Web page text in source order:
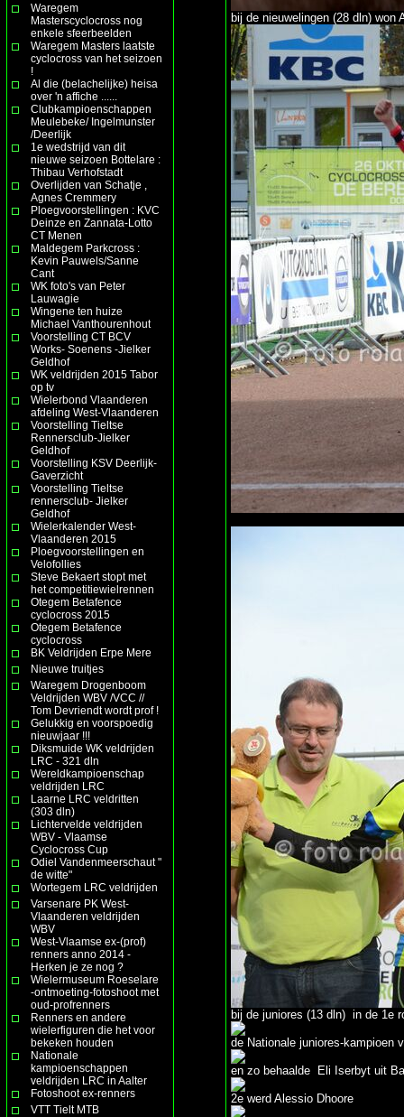
Waregem
Masterscyclocross nog
enkele sfeerbeelden
Waregem Masters laatste
cyclocross van het seizoen
!
Al die (belachelijke) heisa
over 'n affiche ......
Clubkampioenschappen
Meulebeke/ Ingelmunster
/Deerlijk
1e wedstrijd van dit
nieuwe seizoen Bottelare :
Thibau Verhofstadt
Overlijden van Schatje ,
Agnes Cremmery
Ploegvoorstellingen : KVC
Deinze en Zannata-Lotto
CT Menen
Maldegem Parkcross :
Kevin Pauwels/Sanne
Cant
WK foto's van Peter
Lauwagie
Wingene ten huize
Michael Vanthourenhout
Voorstelling CT BCV
Works- Soenens -Jielker
Geldhof
WK veldrijden 2015 Tabor
op tv
Wielerbond Vlaanderen
afdeling West-Vlaanderen
Voorstelling Tieltse
Rennersclub-Jielker
Geldhof
Voorstelling KSV Deerlijk-
Gaverzicht
Voorstelling Tieltse
rennersclub- Jielker
Geldhof
Wielerkalender West-
Vlaanderen 2015
Ploegvoorstellingen en
Velofollies
Steve Bekaert stopt met
het competitiewielrennen
Otegem Betafence
cyclocross 2015
Otegem Betafence
cyclocross
BK Veldrijden Erpe Mere
Nieuwe truitjes
Waregem Drogenboom
Veldrijden WBV /VCC //
Tom Devriendt wordt prof !
Gelukkig en voorspoedig
nieuwjaar !!!
Diksmuide WK veldrijden
LRC - 321 dln
Wereldkampioenschap
veldrijden LRC
Laarne LRC veldritten
(303 dln)
Lichtervelde veldrijden
WBV - Vlaamse
Cyclocross Cup
Odiel Vandenmeerschaut "
de witte"
Wortegem LRC veldrijden
Varsenare PK West-
Vlaanderen veldrijden
WBV
West-Vlaamse ex-(prof)
renners anno 2014 -
Herken je ze nog ?
Wielermuseum Roeselare
-ontmoeting-fotoshoot met
oud-profrenners
Renners en andere
wielerfiguren die het voor
bekeken houden
Nationale
kampioenschappen
veldrijden LRC in Aalter
Fotoshoot ex-renners
VTT Tielt MTB
bij de nieuwelingen (28 dln)
bij de juniores (13 dln) in de 1e
de Nationale juniores-kampioen
en zo behaalde Eli Iserbyt uit
2e werd Alessio Dhoore